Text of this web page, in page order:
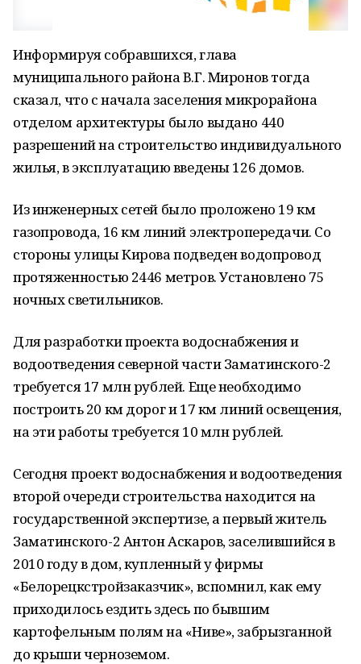
Информируя собравшихся, глава
муниципального района В.Г. Миронов тогда
сказал, что с начала заселения микрорайона
отделом архитектуры было выдано 440
разрешений на строительство индивидуального
жилья, в эксплуатацию введены 126 домов.
Из инженерных сетей было проложено 19 км
газопровода, 16 км линий электропередачи. Со
стороны улицы Кирова подведен водопровод
протяженностью 2446 метров. Установлено 75
ночных светильников.
Для разработки проекта водоснабжения и
водоотведения северной части Заматинского-2
требуется 17 млн рублей. Еще необходимо
построить 20 км дорог и 17 км линий освещения,
на эти работы требуется 10 млн рублей.
Сегодня проект водоснабжения и водоотведения
второй очереди строительства находится на
государственной экспертизе, а первый житель
Заматинского-2 Антон Аскаров, заселившийся в
2010 году в дом, купленный у фирмы
«Белорецкстройзаказчик», вспомнил, как ему
приходилось ездить здесь по бывшим
картофельным полям на «Ниве», забрызганной
до крыши черноземом.